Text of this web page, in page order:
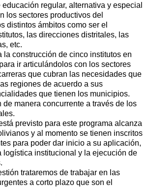
educación regular, alternativa y especial
los sectores productivos del
distintos ámbitos como ser el
las direcciones distritales, las
etc.
la construcción de cinco institutos en
ir articulándolos con los sectores
que cubran las necesidades que
regiones de acuerdo a sus
que tienen los municipios.
de manera concurrente a través de los
previsto para este programa alcanza
y al momento se tienen inscritos
para poder dar inicio a su aplicación,
logística institucional y la ejecución de
trataremos de trabajar en las
a corto plazo que son el